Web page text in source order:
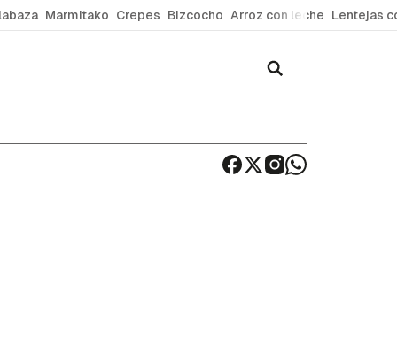
Marmitako Crepes Bizcocho Arroz con leche Lentejas